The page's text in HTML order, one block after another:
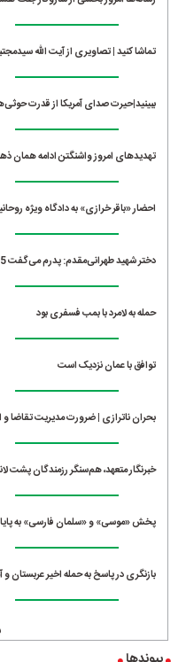
تماشا کنید | تصاویری از آیت الله
ببینید|حیرت صدای آمریکا از قدرت
تهدیدهای امروز واشنگتن ادامه همان
احضار «باقر خرازی» به دادگاه ویژه
دختر شهید طهرانی‌مقدم: پدرم می‌گفت 15 سال بعد همه می‌فهمند چه کرده‌ایم
حمله به لامرد با بمب فسفری بود
توافق با عمان نزدیک است
بحران ناترازی | ضرورت مدیریت تقاضا و
خبرنگار متعهد، هم‌سنگر رزمندگان پشت
پخش «موسی» و «سلمان فارسی» به
بازنگری در پاسخ به حمله اخیر عربستان